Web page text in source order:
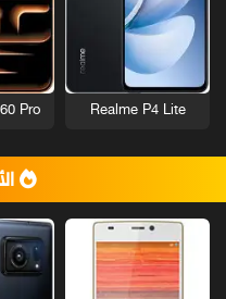
Realme P4 Lite
Pro